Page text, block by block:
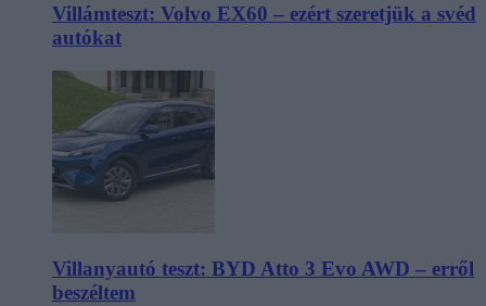
Villámteszt: Volvo EX60 – ezért szeretjük a svéd
autókat
Villanyautó teszt: BYD Atto 3 Evo AWD – erről
beszéltem